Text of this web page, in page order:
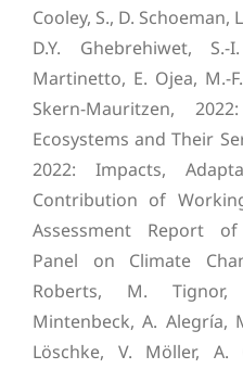
Cooley, S., D. Schoeman,
D.Y. Ghebrehiwet,
Martinetto, E. Ojea, M.-
Skern-Mauritzen,
Ecosystems and Their
2022: Impacts,
Contribution of
Assessment Report
Panel on Climate
Roberts, M. Tignor,
Mintenbeck, A. Alegría,
Löschke, V. Möller, A.